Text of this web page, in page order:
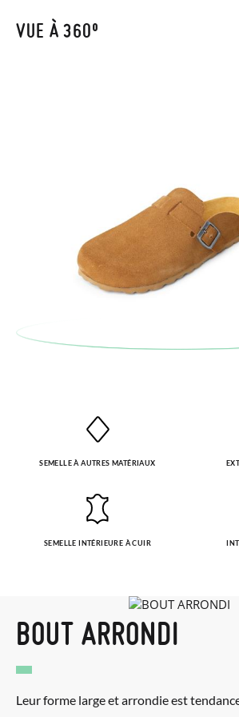
VUE À 360º
SEMELLE À AUTRES MATÉRIAUX
SEMELLE INTÉRIEURE À CUIR
BOUT ARRONDI
Leur forme large et arrondie est